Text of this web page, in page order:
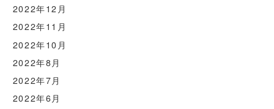
2022年12月
2022年11月
2022年10月
2022年8月
2022年7月
2022年6月